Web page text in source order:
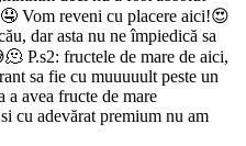
Vom reveni cu placere aici!😍
dar asta nu ne împiedică sa
P.s2: fructele de mare de aici,
sa fie cu muuuuult peste un
a avea fructe de mare
cu adevărat premium nu am